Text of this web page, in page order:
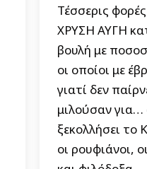
Τέσσερις
ΧΡΥΣΗ ΑΥΓΗ
βουλή με
οι οποίοι με
γιατί δεν
μιλούσαν
ξεκολλήσει το
οι ρουφιάνοι,